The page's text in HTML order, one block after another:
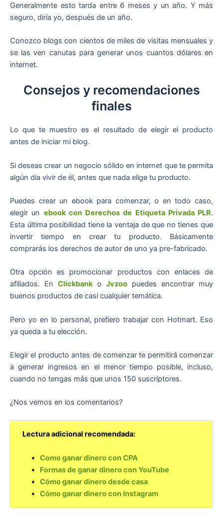
Generalmente esto tarda entre 6 meses y un año. Y más
seguro, diría yo, después de un año.
Conozco blogs con cientos de miles de visitas mensuales y
se las ven canutas para generar unos cuantos dólares en
internet.
Consejos y recomendaciones
finales
Lo que te muestro es el resultado de elegir el producto
antes de iniciar mi blog.
Si deseas crear un negocio sólido en internet que te permita
algún día vivir de él, antes que nada elige tu producto.
Puedes crear un ebook para comenzar, o en todo caso,
elegir un ebook con Derechos de Etiqueta Privada PLR.
Esta última posibilidad tiene la ventaja de que no tienes que
invertir tiempo en crear tu producto. Básicamente
comprarás los derechos de autor de uno ya pre-fabricado.
Otra opción es promocionar productos con enlaces de
afiliados. En Clickbanko Jvzoo puedes encontrar muy
buenos productos de casi cualquier temática.
Pero yo en lo personal, prefiero trabajar con Hotmart. Eso
ya queda a tu elección.
Elegir el producto antes de comenzar te permitirá comenzar
a generar ingresos en el menor tiempo posible, incluso,
cuando no tengas más que unos 150 suscriptores.
¿Nos vemos en los comentarios?
Lectura adicional recomendada:
Como ganar dinero con CPA
Formas de ganar dinero con YouTube
Cómo ganar dinero desde casa
Cómo ganar dinero con Instagram